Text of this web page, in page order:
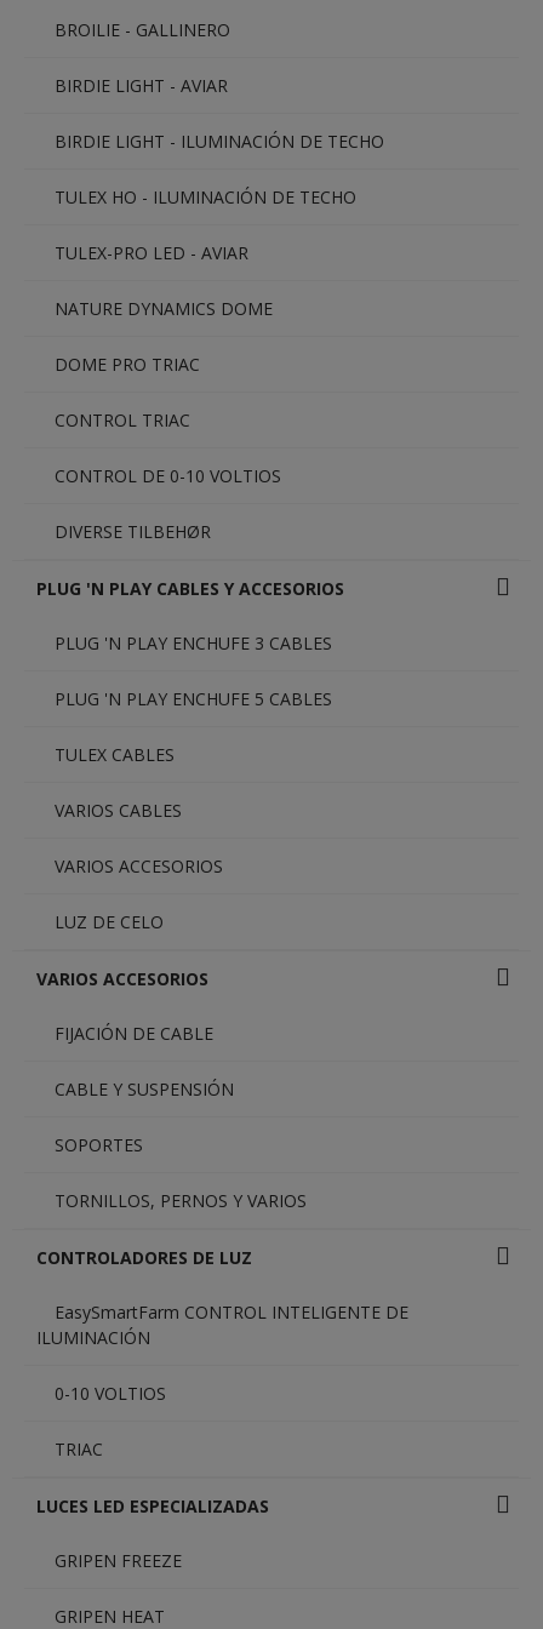
BROILIE - GALLINERO
BIRDIE LIGHT - AVIAR
BIRDIE LIGHT - ILUMINACIÓN DE TECHO
TULEX HO - ILUMINACIÓN DE TECHO
TULEX-PRO LED - AVIAR
NATURE DYNAMICS DOME
DOME PRO TRIAC
CONTROL TRIAC
CONTROL DE 0-10 VOLTIOS
DIVERSE TILBEHØR
PLUG 'N PLAY CABLES Y ACCESORIOS
PLUG 'N PLAY ENCHUFE 3 CABLES
PLUG 'N PLAY ENCHUFE 5 CABLES
TULEX CABLES
VARIOS CABLES
VARIOS ACCESORIOS
LUZ DE CELO
VARIOS ACCESORIOS
FIJACIÓN DE CABLE
CABLE Y SUSPENSIÓN
SOPORTES
TORNILLOS, PERNOS Y VARIOS
CONTROLADORES DE LUZ
EasySmartFarm CONTROL INTELIGENTE DE
ILUMINACIÓN
0-10 VOLTIOS
TRIAC
LUCES LED ESPECIALIZADAS
GRIPEN FREEZE
GRIPEN HEAT